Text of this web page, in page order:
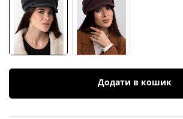
Додати в кошик